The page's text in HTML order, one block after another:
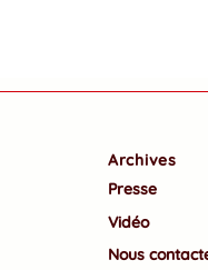
Archives
Presse
Vidéo
Nous